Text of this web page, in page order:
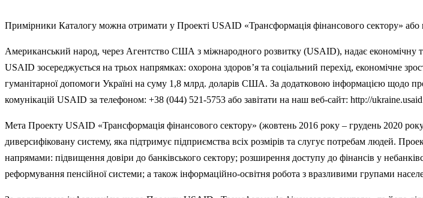
Примірники Каталогу можна отримати у Проекті USAID «Трансформація фінансового сектору»
Американський народ, через Агентство США з міжнародного розвитку (USAID), надає економічну
USAID зосереджується на трьох напрямках: охорона здоров’я та соціальний перехід, економічне
гуманітарної допомоги Україні на суму 1,8 млрд. доларів США. За додатковою інформацією щодо
комунікацій USAID за телефоном: +38 (044) 521-5753 або завітати на наш веб-сайт: http://
Мета Проекту USAID «Трансформація фінансового сектору» (жовтень 2016 року – грудень 2020
диверсифіковану систему, яка підтримує підприємства всіх розмірів та слугує потребам людей.
напрямами: підвищення довіри до банківського сектору; розширення доступу до фінансів у
реформування пенсійної системи; а також інформаційно-освітня робота з вразливими групами